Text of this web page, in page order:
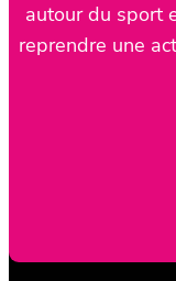
autour du sport
reprendre une